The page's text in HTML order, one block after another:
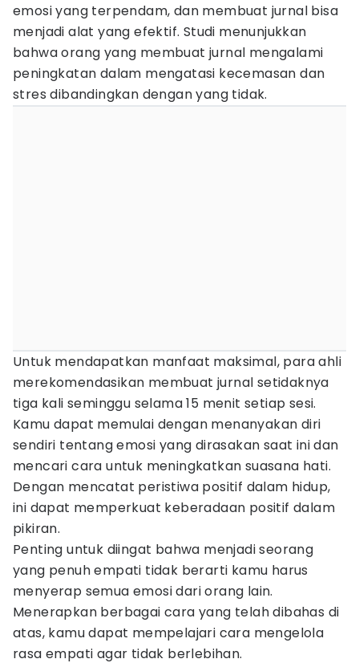
emosi yang terpendam, dan membuat jurnal bisa
menjadi alat yang efektif. Studi menunjukkan
bahwa orang yang membuat jurnal mengalami
peningkatan dalam mengatasi kecemasan dan
stres dibandingkan dengan yang tidak.
Untuk mendapatkan manfaat maksimal, para ahli
merekomendasikan membuat jurnal setidaknya
tiga kali seminggu selama 15 menit setiap sesi.
Kamu dapat memulai dengan menanyakan diri
sendiri tentang emosi yang dirasakan saat ini dan
mencari cara untuk meningkatkan suasana hati.
Dengan mencatat peristiwa positif dalam hidup,
ini dapat memperkuat keberadaan positif dalam
pikiran.
Penting untuk diingat bahwa menjadi seorang
yang penuh empati tidak berarti kamu harus
menyerap semua emosi dari orang lain.
Menerapkan berbagai cara yang telah dibahas di
atas, kamu dapat mempelajari cara mengelola
rasa empati agar tidak berlebihan.